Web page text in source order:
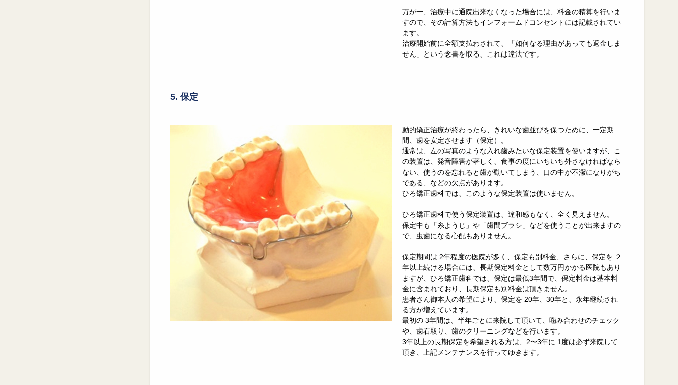
万が一、治療中に通院出来なくなった場合には、料金の精算を行いま
すので、その計算方法もインフォームドコンセントには記載されてい
ます。
治療開始前に全額支払わされて、「如何なる理由があっても返金しま
せん」という念書を取る、これは違法です。
5. 保定
動的矯正治療が終わったら、きれいな歯並びを保つために、一定期
間、歯を安定させます（保定）。
通常は、左の写真のような入れ歯みたいな保定装置を使いますが、こ
の装置は、発音障害が著しく、食事の度にいちいち外さなければなら
ない、使うのを忘れると歯が動いてしまう、口の中が不潔になりがち
である、などの欠点があります。
ひろ矯正歯科では、このような保定装置は使いません。
ひろ矯正歯科で使う保定装置は、違和感もなく、全く見えません。
保定中も「糸ようじ」や「歯間ブラシ」などを使うことが出来ますの
で、虫歯になる心配もありません。
保定期間は 2年程度の医院が多く、保定も別料金、さらに、保定を ２
年以上続ける場合には、長期保定料金として数万円かかる医院もあり
ますが、ひろ矯正歯科では、保定は最低3年間で、保定料金は基本料
金に含まれており、長期保定も別料金は頂きません。
患者さん御本人の希望により、保定を 20年、30年と、永年継続され
る方が増えています。
最初の 3年間は、半年ごとに来院して頂いて、噛み合わせのチェック
や、歯石取り、歯のクリーニングなどを行います。
3年以上の長期保定を希望される方は、2〜3年に 1度は必ず来院して
頂き、上記メンテナンスを行ってゆきます。